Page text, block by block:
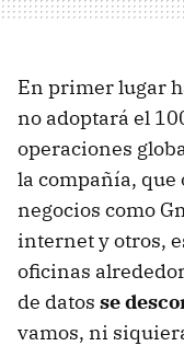
En primer lugar
no adoptará el
operaciones
la compañía,
negocios como
internet y otros,
oficinas
de datos se
vamos, ni